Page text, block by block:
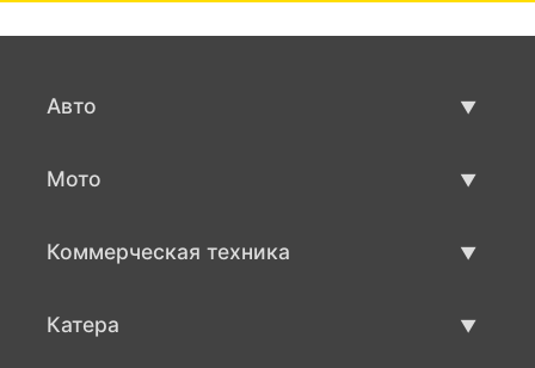
Авто
Мото
Коммерческая техника
Катера